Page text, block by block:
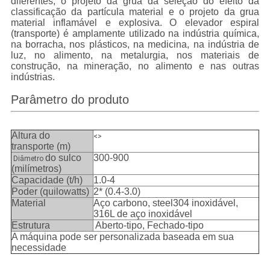
classificação da partícula material e o projeto da grua
material inflamável e explosiva.
O elevador espiral
(transporte) é amplamente utilizado na indústria química,
na borracha, nos plásticos, na medicina, na indústria de
luz, no alimento, na metalurgia, nos materiais de
construção, na mineração, no alimento e nas outras
indústrias.
Parâmetro do produto
Altura do
transporte (m)
<>
Diâmetro do sulco
(milímetros)
300-900
Capacidade (t/h)
1.0-4
Poder (quilowatts) 2* (0.4-3.0)
Material
Aço carbono, steel304 inoxidável,
316L de aço inoxidável
Estrutura
Aberto-tipo, Fechado-tipo
A máquina pode ser personalizada baseada em sua
necessidade